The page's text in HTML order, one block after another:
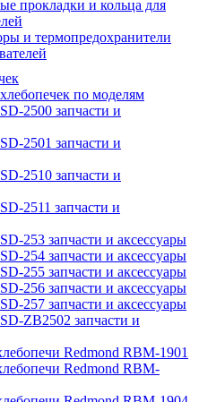
прокладки и кольца для
и термопредохранители
по моделям
2500 запчасти и
2501 запчасти и
2510 запчасти и
2511 запчасти и
253 запчасти и аксессуары
254 запчасти и аксессуары
255 запчасти и аксессуары
256 запчасти и аксессуары
257 запчасти и аксессуары
ZB2502 запчасти и
Redmond RBM-1901
Redmond RBM-